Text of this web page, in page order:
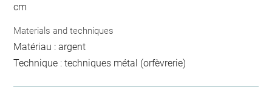
cm
Materials and techniques
Matériau : argent
Technique : techniques métal (orfèvrerie)